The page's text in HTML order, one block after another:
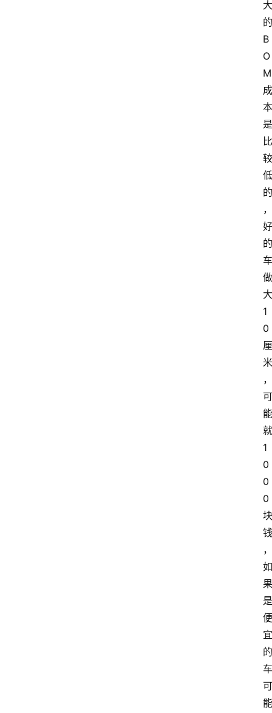
大
的
B
O
M
成
本
是
比
较
低
的
，
好
的
车
做
大
1
0
厘
米
，
可
能
就
1
0
0
0
块
钱
，
如
果
是
便
宜
的
车
可
能